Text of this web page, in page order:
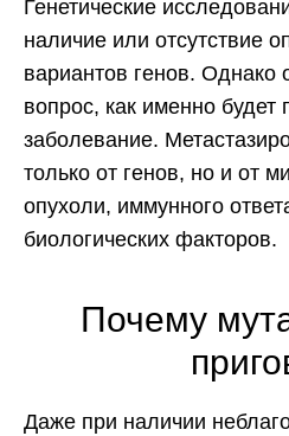
Генетические
наличие или отсутствие
вариантов генов. Однако
вопрос, как именно будет
заболевание.
только от генов, но и от
опухоли, иммунного
биологических факторов.
Почему
Даже при наличии